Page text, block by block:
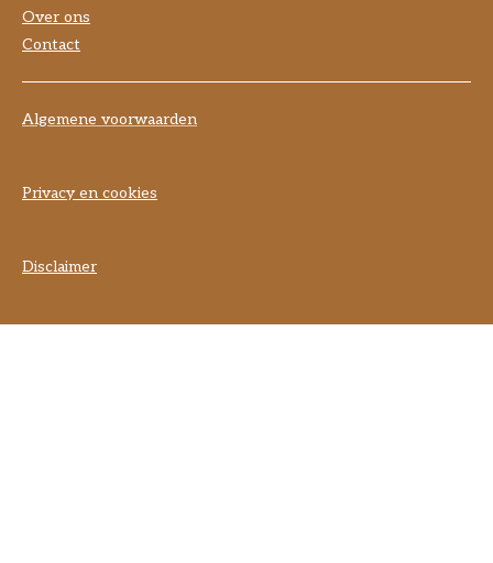
Over ons
Contact
Algemene voorwaarden
Privacy en cookies
Disclaimer